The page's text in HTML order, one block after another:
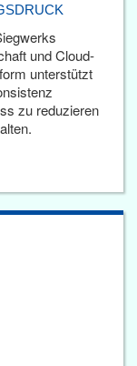
und Cloud-
unterstützt
zu reduzieren